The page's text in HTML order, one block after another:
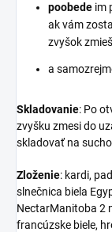
poobede im
ak vám
zvyšok
a
Skladovanie: Po
zvyšku zmesi do
skladovať na
Zloženie: kardi,
slnečnica biela
NectarManitoba 2
francúzske biele,